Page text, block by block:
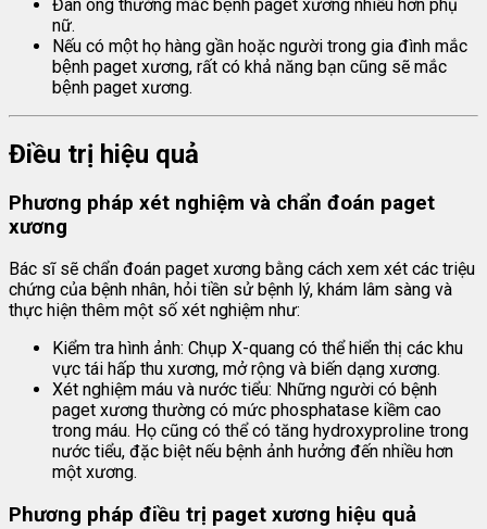
Đàn ông thường mắc bệnh paget xương nhiều hơn phụ
nữ.
Nếu có một họ hàng gần hoặc người trong gia đình mắc
bệnh paget xương, rất có khả năng bạn cũng sẽ mắc
bệnh paget xương.
Điều trị hiệu quả
Phương pháp xét nghiệm và chẩn đoán paget
xương
Bác sĩ sẽ chẩn đoán paget xương bằng cách xem xét các triệu
chứng của bệnh nhân, hỏi tiền sử bệnh lý, khám lâm sàng và
thực hiện thêm một số xét nghiệm như:
Kiểm tra hình ảnh: Chụp X-quang có thể hiển thị các khu
vực tái hấp thu xương, mở rộng và biến dạng xương.
Xét nghiệm máu và nước tiểu: Những người có bệnh
paget xương thường có mức phosphatase kiềm cao
trong máu. Họ cũng có thể có tăng hydroxyproline trong
nước tiểu, đặc biệt nếu bệnh ảnh hưởng đến nhiều hơn
một xương.
Phương pháp điều trị paget xương hiệu quả